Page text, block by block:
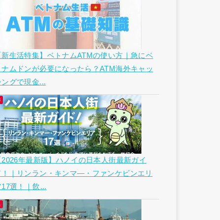
新生活特集】ベトナムATMの使い方｜急にベ
ナムドンが必要になったら？ATM海外キャッ
ングで現金...
2026年最新版】ハノイの日本人街最新ガイ
！｜リンラン・キンマ―・ファンケビンエリ
17選！｜飲...